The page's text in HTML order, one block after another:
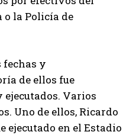
o la Policía de
y
de ellos fue
ejecutados. Varios
Uno de ellos, Ricardo
ejecutado en el Estadio